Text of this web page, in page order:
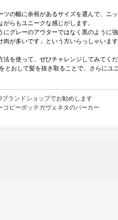
の幅に余裕があるサイズを選んで、
らもユニークな感じがします。
グレーのアウターではなく黒のように
が多いです」という方いらっしゃい
を使って、ぜひチャレンジしてみてく
おして髪を抜き取ることで、さらに
ランドショップでお勧めします
ピーボッテガヴェネタのパーカー